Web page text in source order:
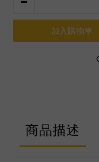
加入購物車
商品描述